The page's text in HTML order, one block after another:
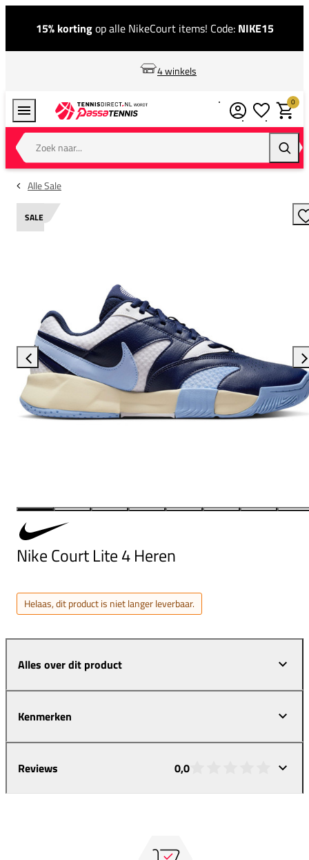
15% kortingop alle NikeCourt items! Code: NIKE15
4 winkels
Zoek naar...
0
Alle Sale
SALE
Nike Court Lite 4 Heren
Helaas, dit product is niet langer leverbaar.
Alles over dit product
Kenmerken
Reviews 0,0